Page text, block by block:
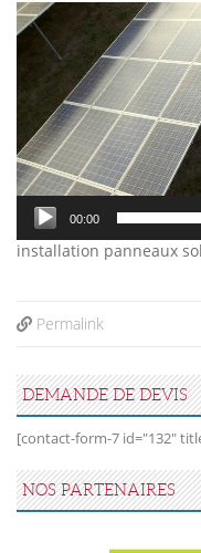
Lecteur
vidéo
00:00
installation panneaux
Permalink
DEMANDE DE DEVIS
[contact-form-7 id="132"
NOS PARTENAIRES